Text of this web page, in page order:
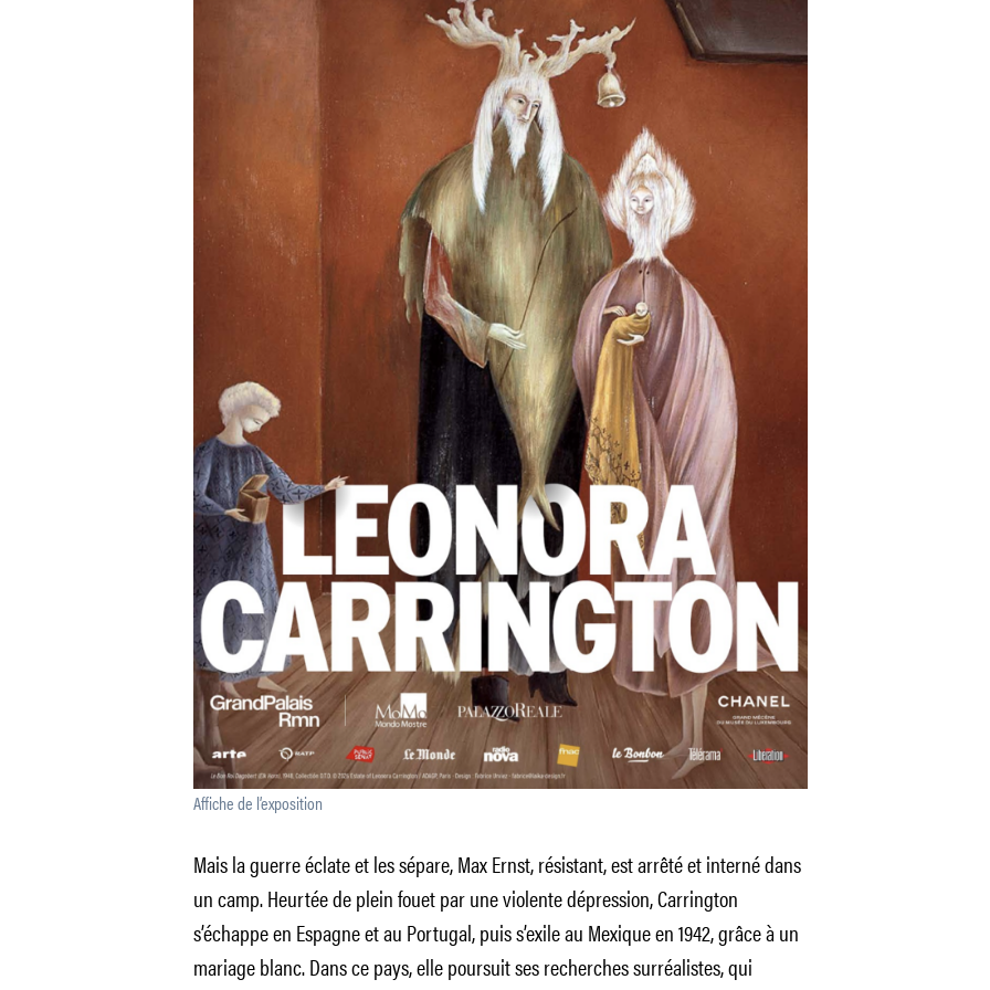
Affiche de l’exposition
Mais la guerre éclate et les sépare, Max Ernst, résistant, est arrêté et interné dans
un camp. Heurtée de plein fouet par une violente dépression, Carrington
s’échappe en Espagne et au Portugal, puis s’exile au Mexique en 1942, grâce à un
mariage blanc. Dans ce pays, elle poursuit ses recherches surréalistes, qui